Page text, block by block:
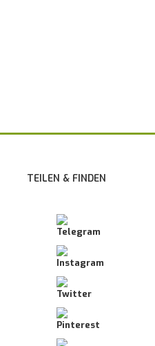
TEILEN & FINDEN